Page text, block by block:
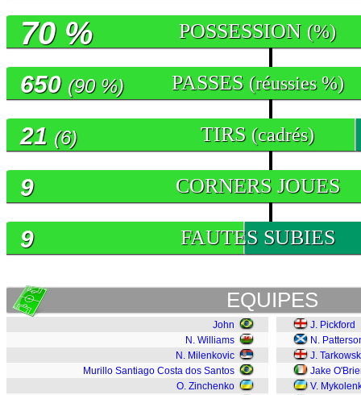
POSSESSION (%)
70 %
PASSES (réussies %)
650 (90 %)
TIRS (cadrés)
21 (6)
CORNERS JOUES
9
FAUTES SUBIES
9
EQUIPES
John
N. Williams
N. Milenkovic
Murillo Santiago Costa dos Santos
O. Zinchenko
J. Pickford
N.
J.
Jake
V.